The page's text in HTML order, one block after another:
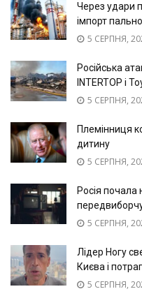
Через удари
імпорт
5 СЕРПНЯ,
Російська
INTERTOP і
5 СЕРПНЯ,
Племінниця
дитину
5 СЕРПНЯ,
Росія почала
5 СЕРПНЯ,
Лідер Ногу
Києва і
5 СЕРПНЯ,